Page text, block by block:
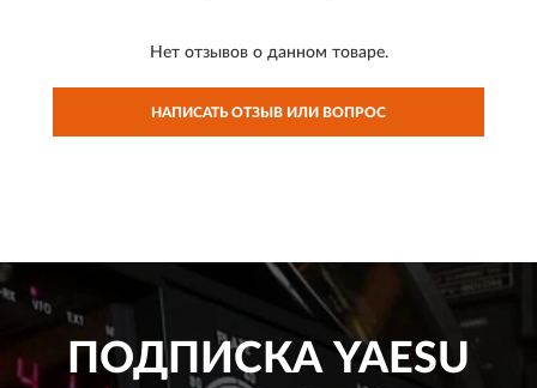
Нет отзывов о данном товаре.
НАПИСАТЬ ОТЗЫВ ИЛИ ВОПРОС
ПОДПИСКА YAESU